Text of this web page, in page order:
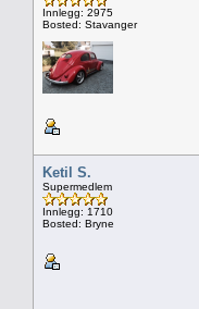
Innlegg: 2975
Bosted: Stavanger
Ketil S.
Supermedlem
Innlegg: 1710
Bosted: Bryne